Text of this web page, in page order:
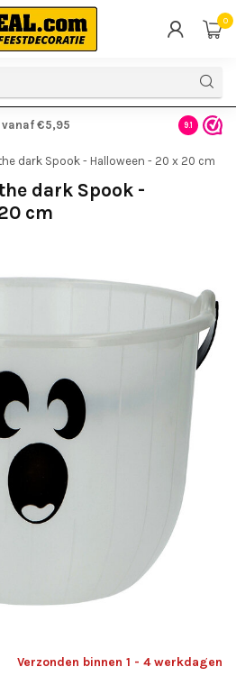
0
€5,95 Gratis
9.1
dark Spook - Halloween - 20 x 20 cm
dark Spook -
cm
Verzonden binnen 1 - 4 werkdagen